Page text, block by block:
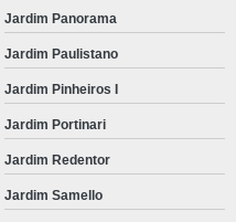
Jardim Panorama
Jardim Paulistano
Jardim Pinheiros I
Jardim Portinari
Jardim Redentor
Jardim Samello